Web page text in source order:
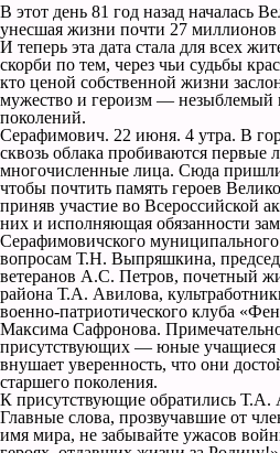
В этот день 81 год назад началась
унесшая жизни почти 27
И теперь эта дата стала для всех
скорби по тем, через чьи судьбы
кто ценой собственной жизни
мужество и героизм — незыблемый
поколений.
Серафимович. 22 июня. 4 утра. В
сквозь облака пробиваются первые
многочисленные лица. Сюда
чтобы почтить память героев
приняв участие во Всероссийской
них и исполняющая обязанности
Серафимовичского
вопросам Т.Н. Выпряшкина,
ветеранов А.С. Петров, почетный
района Т.А. Авилова,
военно-патриотического клуба
Максима Сафронова.
присутствующих — юные учащиеся
внушает уверенность, что они
старшего поколения.
К присутствующие обратились
Главные слова, прозвучавшие от
имя мира, не забывайте ужасов